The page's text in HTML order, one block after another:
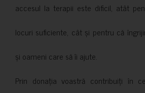
accesul la terapii este dificil, atât
locuri suficiente, cât și pentru că
și oameni care să îi ajute.
Prin donația voastră contribuiți în